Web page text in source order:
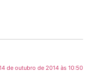
de outubro de 2014 às 10:50